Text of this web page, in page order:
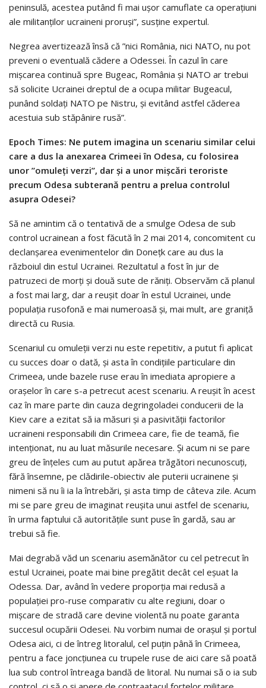
peninsulă, acestea putând fi mai uşor camuflate ca operaţiuni
ale militanţilor ucraineni proruşi”, susţine expertul.
Negrea avertizează însă că ”nici România, nici NATO, nu pot
preveni o eventuală cădere a Odessei. În cazul în care
mişcarea continuă spre Bugeac, România şi NATO ar trebui
să solicite Ucrainei dreptul de a ocupa militar Bugeacul,
punând soldaţi NATO pe Nistru, şi evitând astfel căderea
acestuia sub stăpânire rusă”.
Epoch Times: Ne putem imagina un scenariu similar celui
care a dus la anexarea Crimeei în Odesa, cu folosirea
unor ”omuleţi verzi”, dar şi a unor mişcări teroriste
precum Odesa subterană pentru a prelua controlul
asupra Odesei?
Să ne amintim că o tentativă de a smulge Odesa de sub
control ucrainean a fost făcută în 2 mai 2014, concomitent cu
declanşarea evenimentelor din Doneţk care au dus la
războiul din estul Ucrainei. Rezultatul a fost în jur de
patruzeci de morţi şi două sute de răniţi. Observăm că planul
a fost mai larg, dar a reuşit doar în estul Ucrainei, unde
populaţia rusofonă e mai numeroasă şi, mai mult, are graniţă
directă cu Rusia.
Scenariul cu omuleţii verzi nu este repetitiv, a putut fi aplicat
cu succes doar o dată, şi asta în condiţiile particulare din
Crimeea, unde bazele ruse erau în imediata apropiere a
oraşelor în care s-a petrecut acest scenariu. A reuşit în acest
caz în mare parte din cauza degringoladei conducerii de la
Kiev care a ezitat să ia măsuri şi a pasivităţii factorilor
ucraineni responsabili din Crimeea care, fie de teamă, fie
intenţionat, nu au luat măsurile necesare. Şi acum ni se pare
greu de înţeles cum au putut apărea trăgători necunoscuţi,
fără însemne, pe clădirile-obiectiv ale puterii ucrainene şi
nimeni să nu îi ia la întrebări, şi asta timp de câteva zile. Acum
mi se pare greu de imaginat reuşita unui astfel de scenariu,
în urma faptului că autorităţile sunt puse în gardă, sau ar
trebui să fie.
Mai degrabă văd un scenariu asemănător cu cel petrecut în
estul Ucrainei, poate mai bine pregătit decât cel eşuat la
Odessa. Dar, având în vedere proporţia mai redusă a
populaţiei pro-ruse comparativ cu alte regiuni, doar o
mişcare de stradă care devine violentă nu poate garanta
succesul ocupării Odesei. Nu vorbim numai de oraşul şi portul
Odesa aici, ci de întreg litoralul, cel puţin până în Crimeea,
pentru a face joncţiunea cu trupele ruse de aici care să poată
lua sub control întreaga bandă de litoral. Nu numai să o ia sub